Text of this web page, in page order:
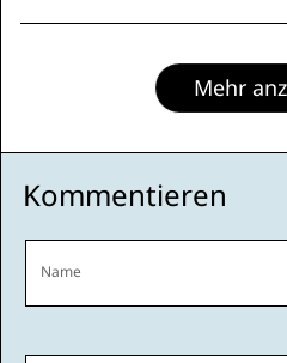
Mehr
Kommentieren
Name